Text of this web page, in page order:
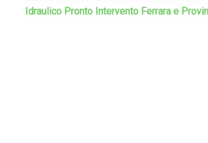
Idraulico Pronto Intervento Ferrara e